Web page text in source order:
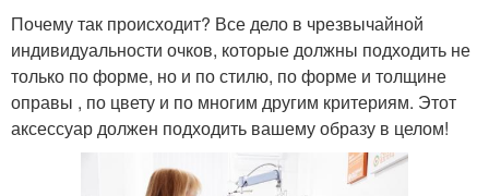
Почему так происходит? Все дело в чрезвычайной
индивидуальности очков, которые должны подходить не
только по форме, но и по стилю, по форме и толщине
оправы , по цвету и по многим другим критериям. Этот
аксессуар должен подходить вашему образу в целом!